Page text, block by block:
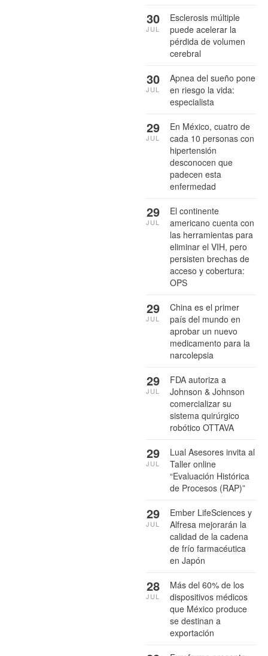
Esclerosis múltiple
puede acelerar la
pérdida de volumen
cerebral
30
JUL
Apnea del sueño pone
en riesgo la vida:
especialista
30
JUL
En México, cuatro de
cada 10 personas con
hipertensión
desconocen que
padecen esta
enfermedad
29
JUL
El continente
americano cuenta con
las herramientas para
eliminar el VIH, pero
persisten brechas de
acceso y cobertura:
OPS
29
JUL
China es el primer
país del mundo en
aprobar un nuevo
medicamento para la
narcolepsia
29
JUL
FDA autoriza a
Johnson & Johnson
comercializar su
sistema quirúrgico
robótico OTTAVA
29
JUL
Lual Asesores invita al
Taller online
“Evaluación Histórica
de Procesos (RAP)”
29
JUL
Ember LifeSciences y
Alfresa mejorarán la
calidad de la cadena
de frío farmacéutica
en Japón
29
JUL
Más del 60% de los
dispositivos médicos
que México produce
se destinan a
exportación
28
JUL